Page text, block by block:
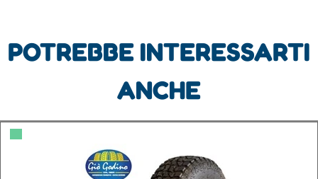
POTREBBE INTERESSARTI
ANCHE
▀